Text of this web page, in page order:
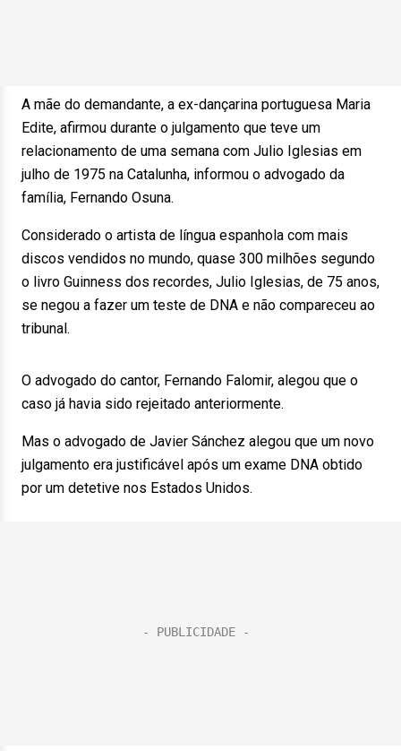
A mãe do demandante, a ex-dançarina portuguesa Maria
Edite, afirmou durante o julgamento que teve um
relacionamento de uma semana com Julio Iglesias em
julho de 1975 na Catalunha, informou o advogado da
família, Fernando Osuna.
Considerado o artista de língua espanhola com mais
discos vendidos no mundo, quase 300 milhões segundo
o livro Guinness dos recordes, Julio Iglesias, de 75 anos,
se negou a fazer um teste de DNA e não compareceu ao
tribunal.
O advogado do cantor, Fernando Falomir, alegou que o
caso já havia sido rejeitado anteriormente.
Mas o advogado de Javier Sánchez alegou que um novo
julgamento era justificável após um exame DNA obtido
por um detetive nos Estados Unidos.